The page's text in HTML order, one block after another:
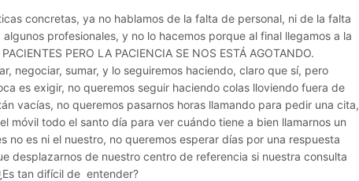
concretas, ya no hablamos de la falta de personal, ni de la falta
profesionales, y no lo hacemos porque al final llegamos a la
PERO LA PACIENCIA SE NOS ESTÁ AGOTANDO.
negociar, sumar, y lo seguiremos haciendo, claro que sí, pero
es exigir, no queremos seguir haciendo colas lloviendo fuera de
vacías, no queremos pasarnos horas llamando para pedir una cita,
móvil todo el santo día para ver cuándo tiene a bien llamarnos un
no es ni el nuestro, no queremos esperar días por una respuesta
desplazarnos de nuestro centro de referencia si nuestra consulta
tan difícil de entender?